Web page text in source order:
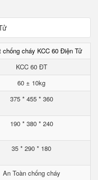
chống cháy KCC 60 Điện Tử
KCC 60 ĐT
60 ± 10kg
375 * 455 * 360
190 * 380 * 240
35 * 290 * 180
An Toàn chống cháy